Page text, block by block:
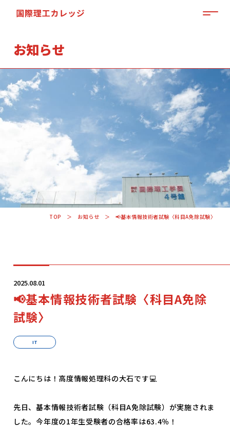
「来て」「見て」「体験」しよう
OPEN CAMPUS
学校案内
入学案内
就職サポート
オープンキャンパス
お知らせ
TOP お知らせ 📢基本情報技術者試験〈科目A免除試験〉
2025.08.01
📢基本情報技術者試験〈科目A免除
試験〉
IT
こんにちは！高度情報処理科の大石です💻
先日、基本情報技術者試験（科目A免除試験）が実施されま
した。今年度の1年生受験者の合格率は63.4％！